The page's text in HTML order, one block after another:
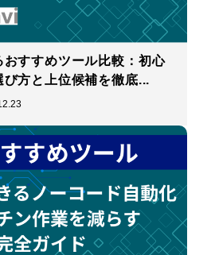
すすめツール比較：初心
方と上位候補を徹底...